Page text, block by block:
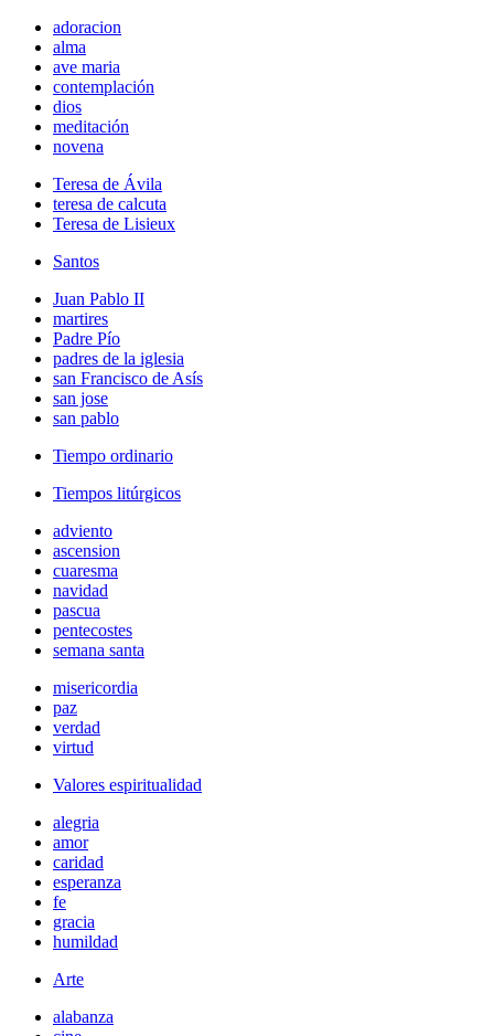
adoracion
alma
ave maria
contemplación
dios
meditación
novena
Teresa de Ávila
teresa de calcuta
Teresa de Lisieux
Santos
Juan Pablo II
martires
Padre Pío
padres de la iglesia
san Francisco de Asís
san jose
san pablo
Tiempo ordinario
Tiempos litúrgicos
adviento
ascension
cuaresma
navidad
pascua
pentecostes
semana santa
misericordia
paz
verdad
virtud
Valores espiritualidad
alegria
amor
caridad
esperanza
fe
gracia
humildad
Arte
alabanza